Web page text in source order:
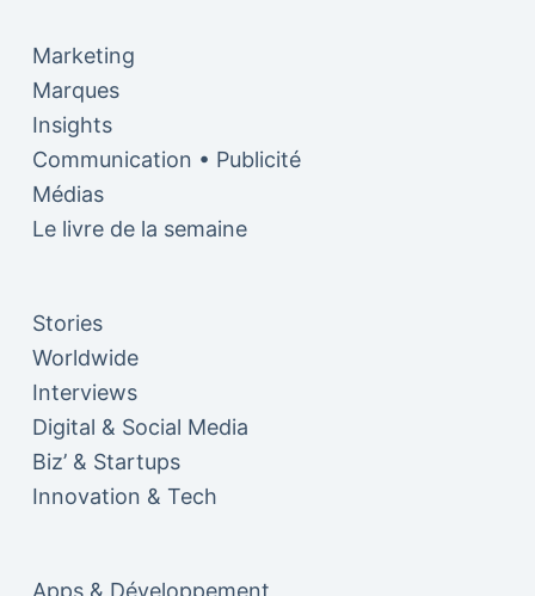
Marketing
Marques
Insights
Communication • Publicité
Médias
Le livre de la semaine
Stories
Worldwide
Interviews
Digital & Social Media
Biz’ & Startups
Innovation & Tech
Apps & Développement